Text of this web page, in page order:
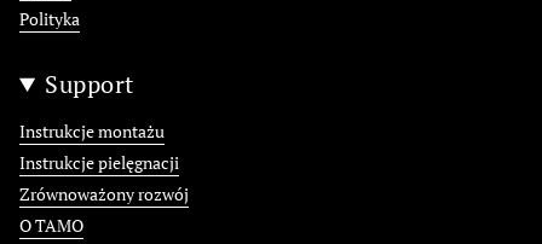
Polityka
Support
Instrukcje montażu
Instrukcje pielęgnacji
Zrównoważony rozwój
O TAMO